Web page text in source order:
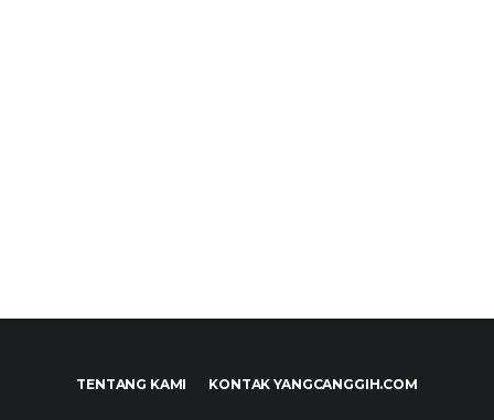
TENTANG KAMI KONTAK YANGCANGGIH.COM